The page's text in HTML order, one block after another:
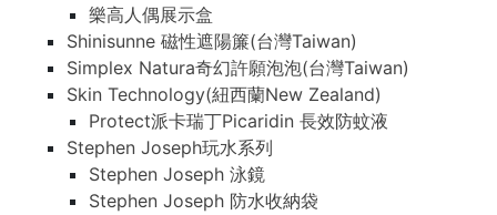
樂高人偶展示盒
Shinisunne 磁性遮陽簾(台灣Taiwan)
Simplex Natura奇幻許願泡泡(台灣Taiwan)
Skin Technology(紐西蘭New Zealand)
Protect派卡瑞丁Picaridin 長效防蚊液
Stephen Joseph玩水系列
Stephen Joseph 泳鏡
Stephen Joseph 防水收納袋